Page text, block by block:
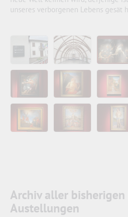
unseres verborgenen Lebens gesät
Archiv aller bisherigen
Austellungen